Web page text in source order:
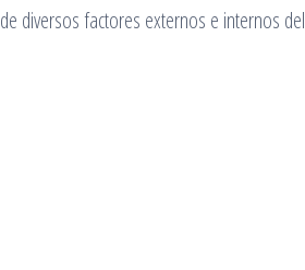
diversos factores externos e internos del